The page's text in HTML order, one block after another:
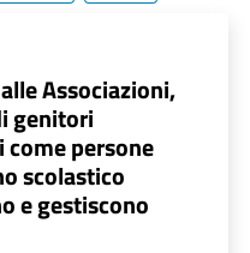
Associazioni,
genitori
persone
scolastico
e gestiscono